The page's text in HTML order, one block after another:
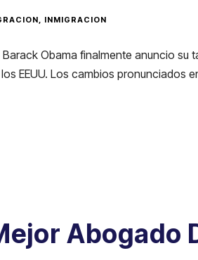
INMIGRACION
Obama finalmente anuncio su
EEUU. Los cambios pronunciados
Abogado